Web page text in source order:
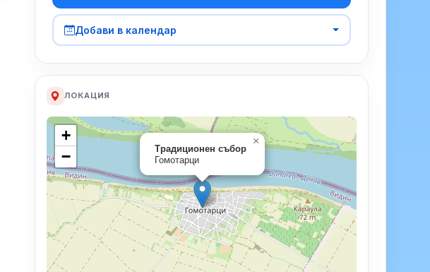
Добави в календар
ЛОКАЦИЯ
Традиционен събор
Гомотарци
×
+
−